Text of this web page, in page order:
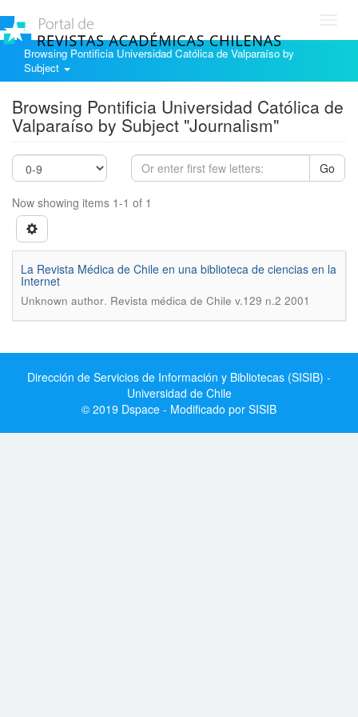
Browsing Pontificia Universidad Católica de Valparaíso by
Subject
Browsing Pontificia Universidad Católica de
Valparaíso by Subject "Journalism"
Go
Now showing items 1-1 of 1
La Revista Médica de Chile en una biblioteca de ciencias en la
Internet
Unknown author. Revista médica de Chile v.129 n.2 2001
Dirección de Servicios de Información y Bibliotecas (SISIB) -
Universidad de Chile
© 2019 Dspace - Modificado por SISIB